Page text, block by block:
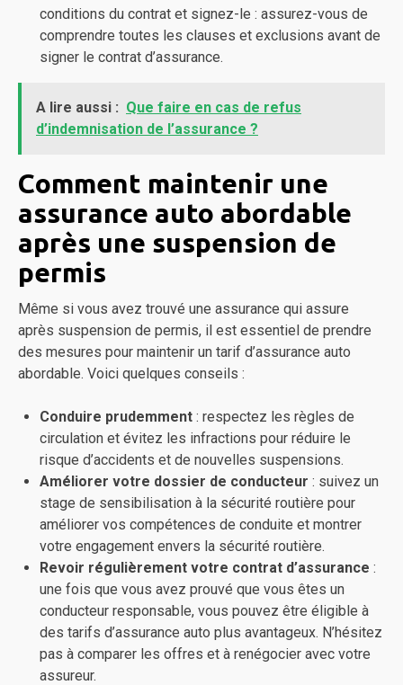
conditions du contrat et signez-le : assurez-vous de
comprendre toutes les clauses et exclusions avant de
signer le contrat d’assurance.
A lire aussi : Que faire en cas de refus
d’indemnisation de l’assurance ?
Comment maintenir une
assurance auto abordable
après une suspension de
permis
Même si vous avez trouvé une assurance qui assure
après suspension de permis, il est essentiel de prendre
des mesures pour maintenir un tarif d’assurance auto
abordable. Voici quelques conseils :
Conduire prudemment : respectez les règles de
circulation et évitez les infractions pour réduire le
risque d’accidents et de nouvelles suspensions.
Améliorer votre dossier de conducteur : suivez un
stage de sensibilisation à la sécurité routière pour
améliorer vos compétences de conduite et montrer
votre engagement envers la sécurité routière.
Revoir régulièrement votre contrat d’assurance :
une fois que vous avez prouvé que vous êtes un
conducteur responsable, vous pouvez être éligible à
des tarifs d’assurance auto plus avantageux. N’hésitez
pas à comparer les offres et à renégocier avec votre
assureur.